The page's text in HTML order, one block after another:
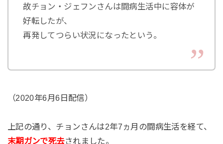
故チョン・ジェフンさんは闘病生活中に容体が
好転したが、
再発してつらい状況になったという。
（2020年6月6日配信）
上記の通り、チョンさんは2年7ヵ月の闘病生活を経て、
末期ガンで死去されました。